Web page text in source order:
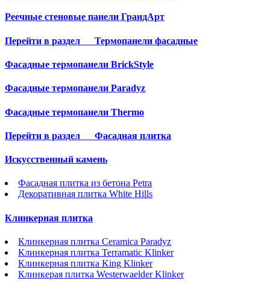
Реечные стеновые панели ГрандАрт
Перейти в раздел Термопанели фасадные
Фасадные термопанели BrickStyle
Фасадные термопанели Paradyz
Фасадные термопанели Thermo
Перейти в раздел Фасадная плитка
Искусственный камень
Фасадная плитка из бетона Petra
Декоративная плитка White Hills
Клинкерная плитка
Клинкерная плитка Ceramica Paradyz
Клинкерная плитка Terramatic Klinker
Клинкерная плитка King Klinker
Клинкерая плитка Westerwaelder Klinker